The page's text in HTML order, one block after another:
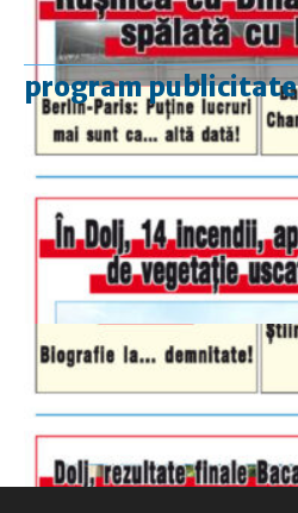
program publicitate
luni-vineri
duminică